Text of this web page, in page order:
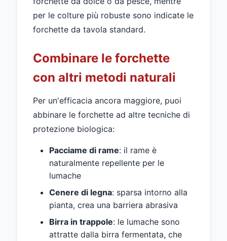
per le colture più robuste sono indicate le
forchette da tavola standard.
Combinare le forchette
con altri metodi naturali
Per un'efficacia ancora maggiore, puoi
abbinare le forchette ad altre tecniche di
protezione biologica:
Pacciame di rame: il rame è
naturalmente repellente per le
lumache
Cenere di legna: sparsa intorno alla
pianta, crea una barriera abrasiva
Birra in trappole: le lumache sono
attratte dalla birra fermentata, che